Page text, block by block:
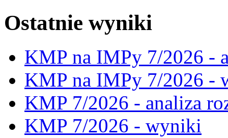
Ostatnie wyniki
KMP na IMPy 7/2026 -
KMP na IMPy 7/2026 -
KMP 7/2026 - analiza
KMP 7/2026 - wyniki